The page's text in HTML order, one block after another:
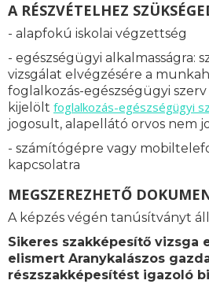
A RÉSZVÉTELHEZ
- alapfokú iskolai végzettség
- egészségügyi alkalmasságra: s
vizsgálat elvégzésére a
foglalkozás-egészségügyi szerv
kijelölt foglalkozás-egészségügyi
jogosult, alapellátó orvos nem
- számítógépre vagy
kapcsolatra
MEGSZEREZHETŐ
A képzés végén tanúsítványt
Sikeres szakképesítő vizsga
elismert Aranykalászos
részszakképesítést igazoló